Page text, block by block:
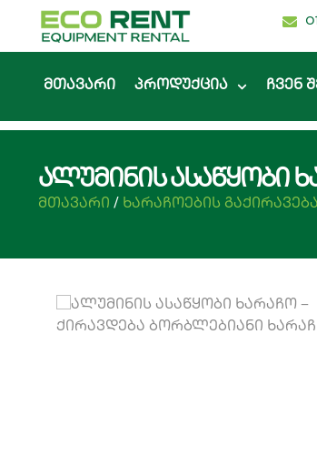
მთავარი პროდუქცია ჩვენ
ალუმინის ასაწყობი
მთავარი / ხარაჩოების გაქირავება